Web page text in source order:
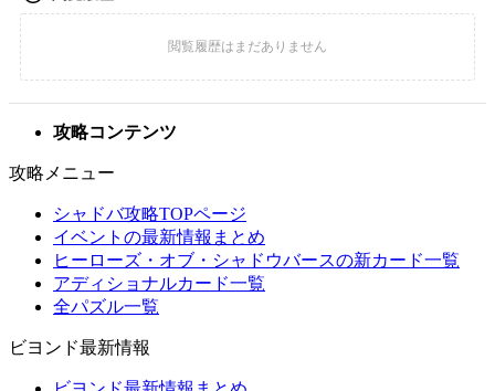
攻略コンテンツ
攻略メニュー
シャドバ攻略TOPページ
イベントの最新情報まとめ
ヒーローズ・オブ・シャドウバースの新カード一覧
アディショナルカード一覧
全パズル一覧
ビヨンド最新情報